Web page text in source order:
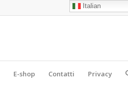
E-shop Contatti Privacy
Italian